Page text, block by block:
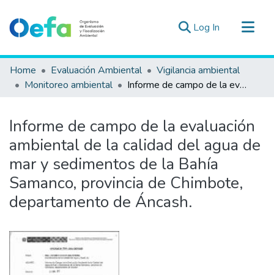
Log In (current)
Communities & Collections
All of DSpace
Estad. Externas
Guias ▾
Home Evaluación Ambiental
Vigilancia ambiental
Monitoreo ambiental
Informe de campo de la evaluación ambiental de la calidad del agua de mar y sedimentos de la Bahía Samanco, provincia de Chimbote, departamento de Áncash.
Informe de campo de la evaluación
ambiental de la calidad del agua de
mar y sedimentos de la Bahía
Samanco, provincia de Chimbote,
departamento de Áncash.